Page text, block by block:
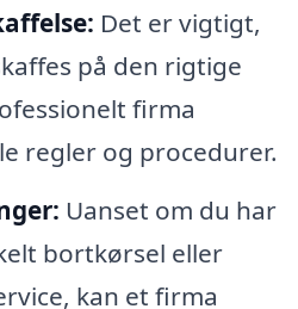
Det er vigtigt,
på den rigtige
firma
regler og procedurer.
Uanset om du har
bortkørsel eller
kan et firma